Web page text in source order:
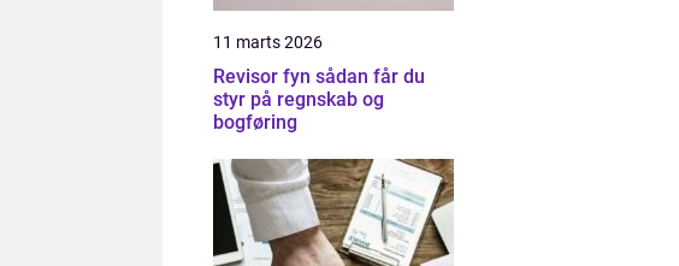
11 marts 2026
Revisor fyn sådan får du
styr på regnskab og
bogføring